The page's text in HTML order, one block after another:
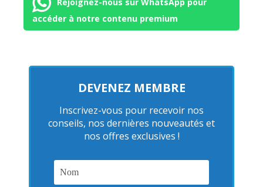
accéder à notre contenu premium
DEVENEZ MEMBRE
Inscrivez-vous pour recevoir nos
conseils, nos dernières nouveautés et
nos offres exclusives !